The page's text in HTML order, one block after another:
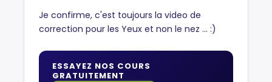
Je confirme, c'est toujours la video de
correction pour les Yeux et non le nez ... :)
ESSAYEZ NOS COURS
GRATUITEMENT